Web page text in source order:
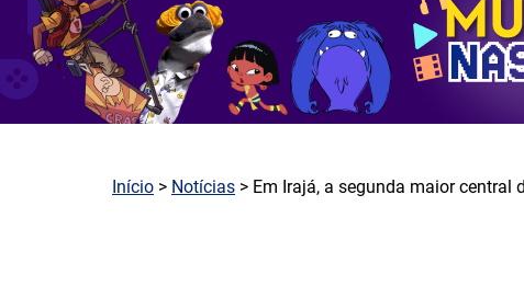
Início > Notícias > Em Irajá, a segunda maior